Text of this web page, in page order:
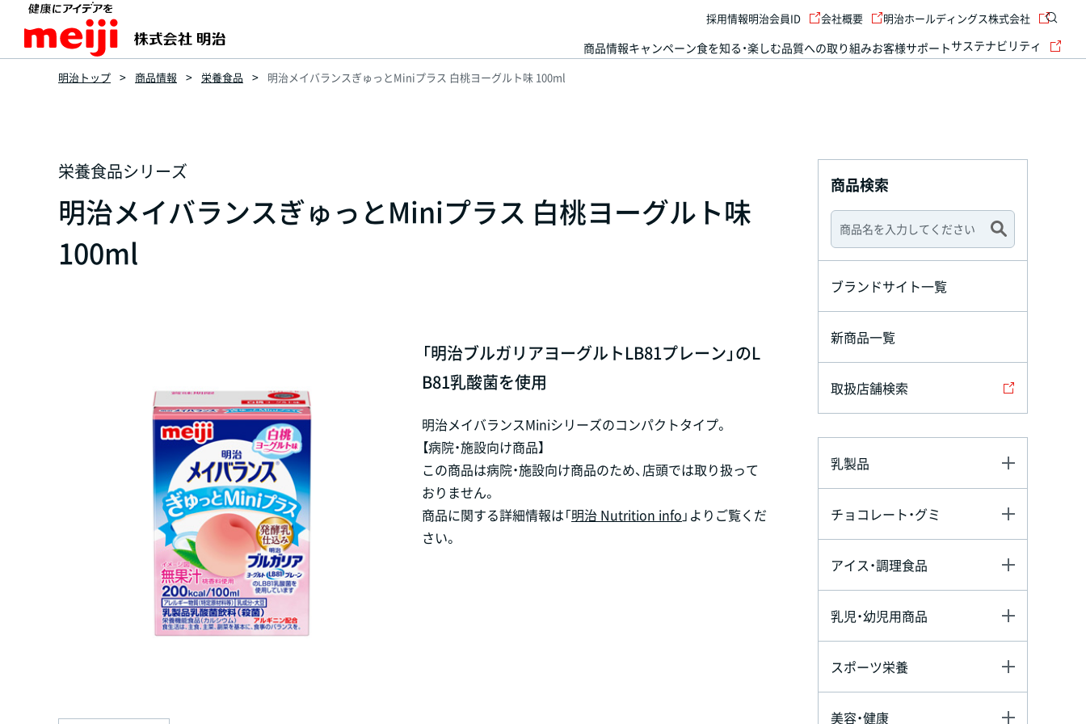
商品情報キャンペーン食を知る・楽しむ品質への取り組みお客様サポートサステナビリティ
採用情報明治会員ID 会社概要 明治ホールディングス株式会社
明治トップ 商品情報 栄養食品 明治メイバランスぎゅっとMiniプラス 白桃ヨーグルト味 100ml
栄養食品シリーズ
明治メイバランスぎゅっとMiniプラス 白桃ヨーグルト味
100ml
「明治ブルガリアヨーグルトLB81プレーン」のL
B81乳酸菌を使用
明治メイバランスMiniシリーズのコンパクトタイプ。
【病院・施設向け商品】
この商品は病院・施設向け商品のため、店頭では取り扱って
おりません。
商品に関する詳細情報は「明治 Nutrition info 」よりご覧くだ
さい。
商品検索
ブランドサイト一覧
新商品一覧
取扱店舗検索
乳製品
チョコレート・グミ
アイス・調理食品
乳児・幼児用商品
スポーツ栄養
美容・健康